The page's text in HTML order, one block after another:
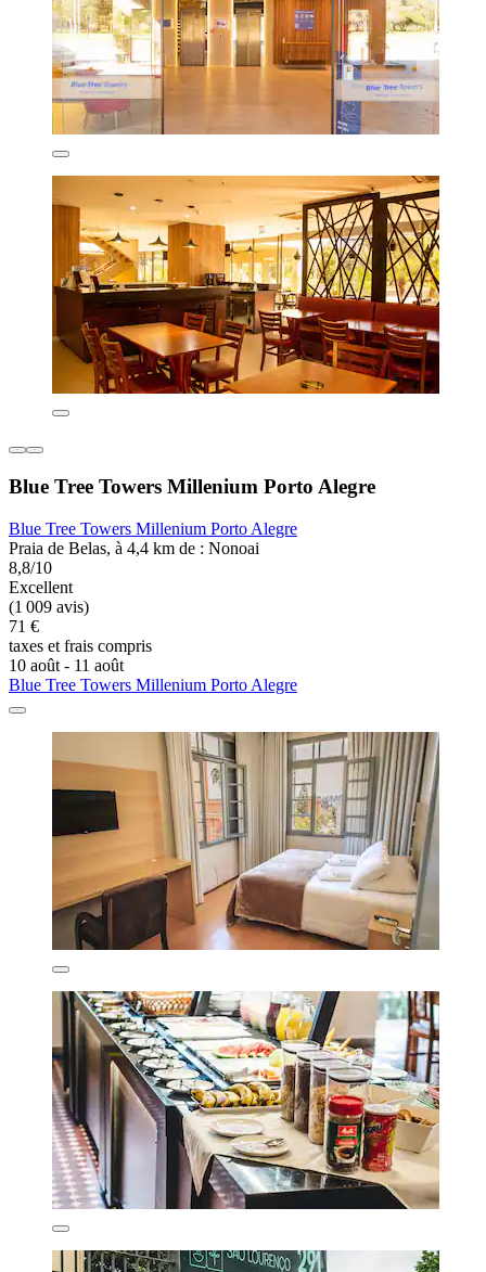
Blue Tree Towers Millenium Porto Alegre
Blue Tree Towers Millenium Porto Alegre
Praia de Belas, à 4,4 km de : Nonoai
8,8/10
Excellent
(1 009 avis)
71 €
taxes et frais compris
10 août - 11 août
Blue Tree Towers Millenium Porto Alegre